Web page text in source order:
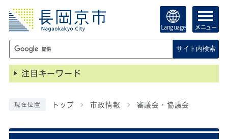
Language メニュー
サイト内検索
注目キーワード
現在位置 トップ 市政情報 審議会・協議会